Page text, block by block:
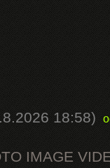
18:58)
IMAGE